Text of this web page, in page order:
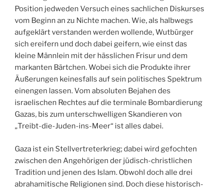
Position jedweden Versuch eines sachlichen Diskurses
vom Beginn an zu Nichte machen. Wie, als halbwegs
aufgeklärt verstanden werden wollende, Wutbürger
sich ereifern und doch dabei geifern, wie einst das
kleine Männlein mit der hässlichen Frisur und dem
markanten Bärtchen. Wobei sich die Produkte ihrer
Äußerungen keinesfalls auf sein politisches Spektrum
einengen lassen. Vom absoluten Bejahen des
israelischen Rechtes auf die terminale Bombardierung
Gazas, bis zum unterschwelligen Skandieren von
„Treibt-die-Juden-ins-Meer“ ist alles dabei.
Gaza ist ein Stellvertreterkrieg; dabei wird gefochten
zwischen den Angehörigen der jüdisch-christlichen
Tradition und jenen des Islam. Obwohl doch alle drei
abrahamitische Religionen sind. Doch diese historisch-